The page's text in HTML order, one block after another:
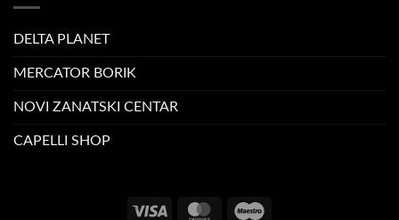
DELTA PLANET
MERCATOR BORIK
NOVI ZANATSKI CENTAR
CAPELLI SHOP
Visa MasterCard